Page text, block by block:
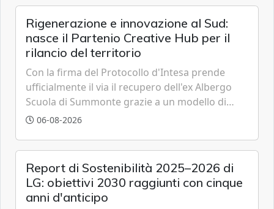
Rigenerazione e innovazione al Sud:
nasce il Partenio Creative Hub per il
rilancio del territorio
Con la firma del Protocollo d'Intesa prende
ufficialmente il via il recupero dell'ex Albergo
Scuola di Summonte grazie a un modello di
partenariato pubblico-privato e a una rete di
06-08-2026
Report di Sostenibilità 2025–2026 di
LG: obiettivi 2030 raggiunti con cinque
anni d'anticipo